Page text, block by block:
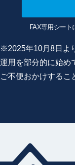
FAX専用シート
※2025年10月8日よ
運用を部分的に始め
ご不便おかけするこ